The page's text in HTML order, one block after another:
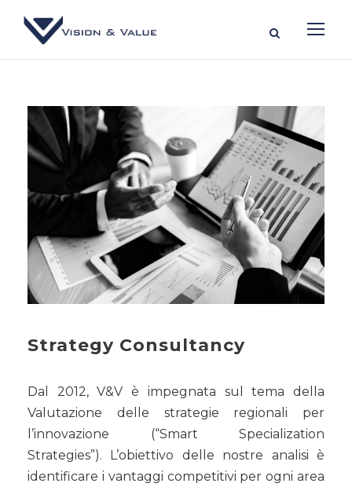
Strategy Consultancy
Dal 2012, V&V è impegnata sul tema della
Valutazione delle strategie regionali per
l’innovazione (“Smart Specialization
Strategies”). L’obiettivo delle nostre analisi è
identificare i vantaggi competitivi per ogni area